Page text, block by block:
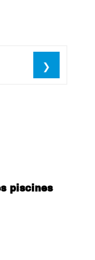
piscines